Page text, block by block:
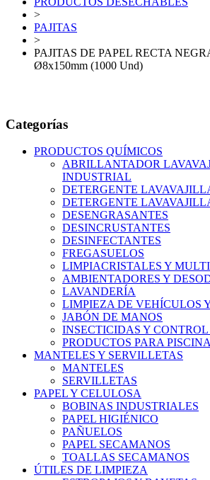
>
PAJITAS
>
PAJITAS DE PAPEL RECTA
Ø8x150mm (1000 Und)
Categorías
PRODUCTOS QUÍMICOS
ABRILLANTADOR
INDUSTRIAL
DETERGENTE
DETERGENTE
DESENGRASANTES
DESINCRUSTANTES
DESINFECTANTES
FREGASUELOS
LIMPIACRISTALES Y
AMBIENTADORES Y
LAVANDERÍA
LIMPIEZA DE VEHÍCULOS
JABÓN DE MANOS
INSECTICIDAS Y
PRODUCTOS PARA
MANTELES Y SERVILLETAS
MANTELES
SERVILLETAS
PAPEL Y CELULOSA
BOBINAS INDUSTRIALES
PAPEL HIGIÉNICO
PAÑUELOS
PAPEL SECAMANOS
TOALLAS SECAMANOS
ÚTILES DE LIMPIEZA